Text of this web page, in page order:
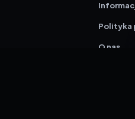
Polityka
O nas